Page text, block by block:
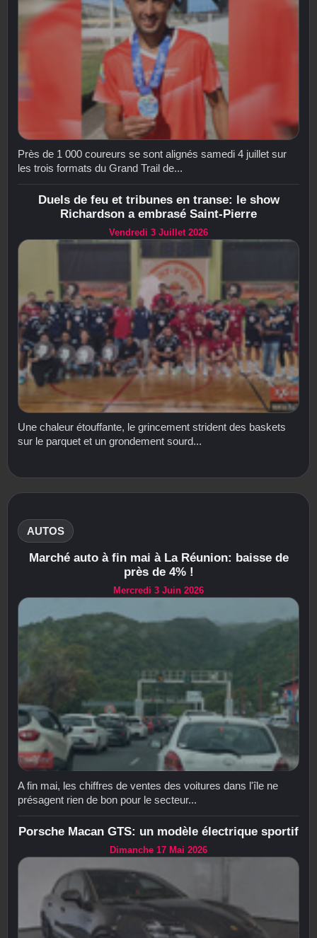
Près de 1 000 coureurs se sont alignés samedi 4 juillet sur
les trois formats du Grand Trail de...
Duels de feu et tribunes en transe: le show
Richardson a embrasé Saint-Pierre
Vendredi 3 Juillet 2026
Une chaleur étouffante, le grincement strident des baskets
sur le parquet et un grondement sourd...
AUTOS
Marché auto à fin mai à La Réunion: baisse de
près de 4% !
Mercredi 3 Juin 2026
A fin mai, les chiffres de ventes des voitures dans l'île ne
présagent rien de bon pour le secteur...
Porsche Macan GTS: un modèle électrique sportif
Dimanche 17 Mai 2026